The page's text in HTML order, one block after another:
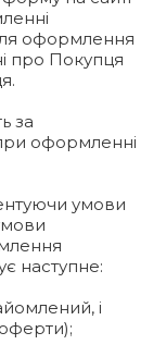
оформлення
про Покупця
за
оформленні
умови
наступне:
і